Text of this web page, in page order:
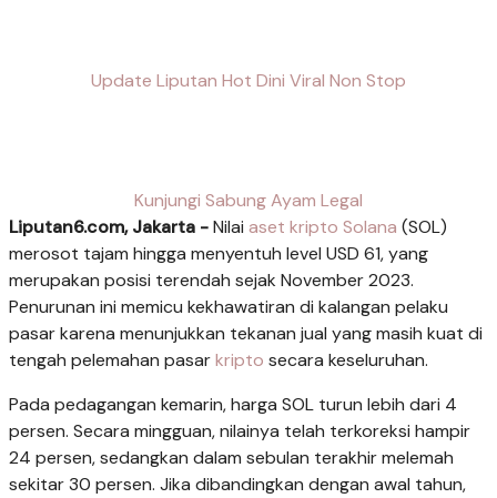
Update Liputan Hot Dini Viral Non Stop
Kunjungi Sabung Ayam Legal
Liputan6.com, Jakarta -Nilai aset kripto Solana (SOL)
merosot tajam hingga menyentuh level USD 61, yang
merupakan posisi terendah sejak November 2023.
Penurunan ini memicu kekhawatiran di kalangan pelaku
pasar karena menunjukkan tekanan jual yang masih kuat di
tengah pelemahan pasarkripto secara keseluruhan.
Pada pedagangan kemarin, harga SOL turun lebih dari 4
persen. Secara mingguan, nilainya telah terkoreksi hampir
24 persen, sedangkan dalam sebulan terakhir melemah
sekitar 30 persen. Jika dibandingkan dengan awal tahun,